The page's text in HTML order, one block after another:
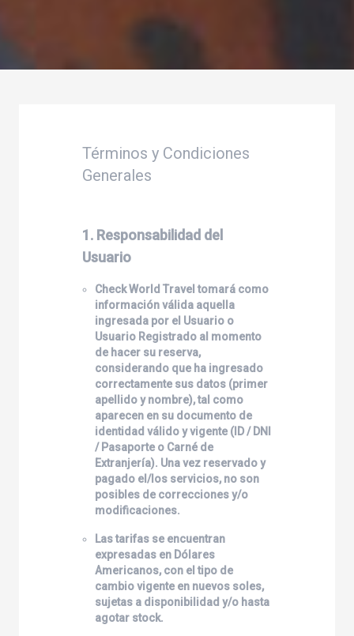
Términos y Condiciones
Generales
1. Responsabilidad del
Usuario
Check World Travel tomará como
información válida aquella
ingresada por el Usuario o
Usuario Registrado al momento
de hacer su reserva,
considerando que ha ingresado
correctamente sus datos (primer
apellido y nombre), tal como
aparecen en su documento de
identidad válido y vigente (ID / DNI
/ Pasaporte o Carné de
Extranjería). Una vez reservado y
pagado el/los servicios, no son
posibles de correcciones y/o
modificaciones.
Las tarifas se encuentran
expresadas en Dólares
Americanos, con el tipo de
cambio vigente en nuevos soles,
sujetas a disponibilidad y/o hasta
agotar stock.